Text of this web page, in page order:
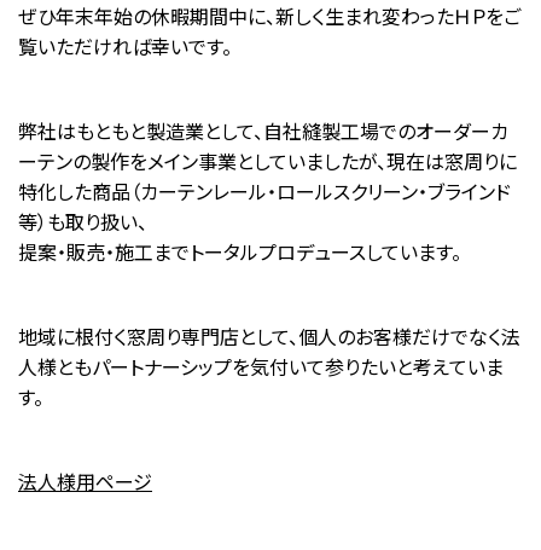
ぜひ年末年始の休暇期間中に、新しく生まれ変わったＨＰをご
覧いただければ幸いです。
弊社はもともと製造業として、自社縫製工場でのオーダーカ
ーテンの製作をメイン事業としていましたが、現在は窓周りに
特化した商品（カーテンレール・ロールスクリーン・ブラインド
等）も取り扱い、
提案・販売・施工までトータルプロデュースしています。
地域に根付く窓周り専門店として、個人のお客様だけでなく法
人様ともパートナーシップを気付いて参りたいと考えていま
す。
法人様用ページ